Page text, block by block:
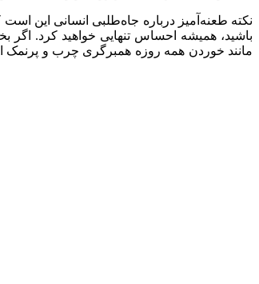
نکته طعنه‌آمیز درباره جاه‌طلبی انسانی این
باشید، همیشه احساس تنهایی خواهید کرد.
مانند خوردن همه روزه همبرگری چرب و